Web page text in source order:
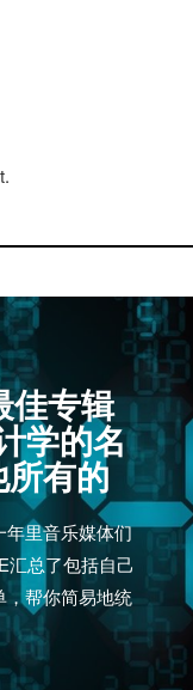
佳专辑
学的名
有的
里音乐媒体们
汇总了包括自己
，帮你简易地统